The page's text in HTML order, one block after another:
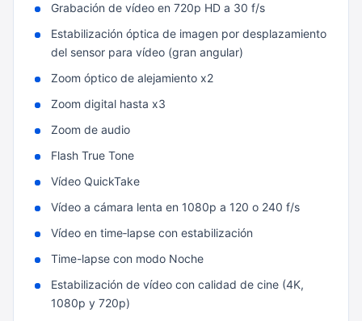
Grabación de vídeo en 720p HD a 30 f/s
Estabilización óptica de imagen por desplazamiento
del sensor para vídeo (gran angular)
Zoom óptico de alejamiento x2
Zoom digital hasta x3
Zoom de audio
Flash True Tone
Vídeo QuickTake
Vídeo a cámara lenta en 1080p a 120 o 240 f/s
Vídeo en time‑lapse con estabili­zación
Time-lapse con modo Noche
Estabilización de vídeo con calidad de cine (4K,
1080p y 720p)